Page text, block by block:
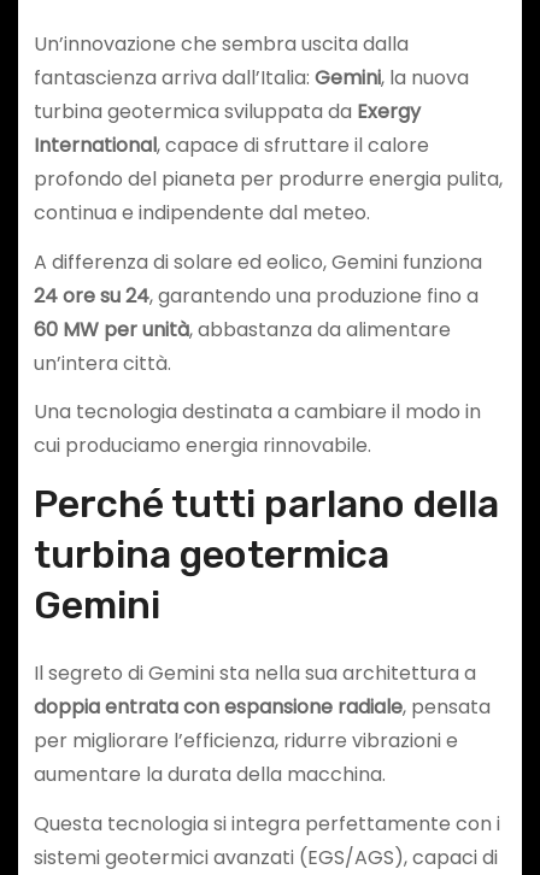
Un’innovazione che sembra uscita dalla
fantascienza arriva dall’Italia: Gemini, la nuova
turbina geotermica sviluppata da Exergy
International, capace di sfruttare il calore
profondo del pianeta per produrre energia pulita,
continua e indipendente dal meteo.
A differenza di solare ed eolico, Gemini funziona
24 ore su 24, garantendo una produzione fino a
60 MW per unità, abbastanza da alimentare
un’intera città.
Una tecnologia destinata a cambiare il modo in
cui produciamo energia rinnovabile.
Perché tutti parlano della
turbina geotermica
Gemini
Il segreto di Gemini sta nella sua architettura a
doppia entrata con espansione radiale, pensata
per migliorare l’efficienza, ridurre vibrazioni e
aumentare la durata della macchina.
Questa tecnologia si integra perfettamente con i
sistemi geotermici avanzati (EGS/AGS), capaci di